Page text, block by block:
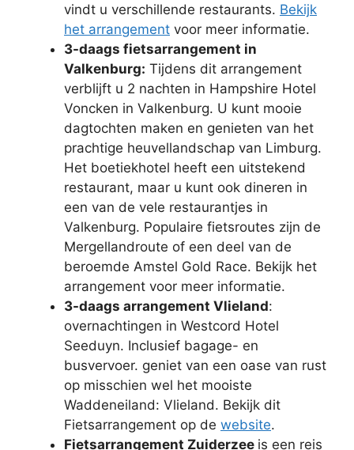
vindt u verschillende restaurants. Bekijk
het arrangement voor meer informatie.
3-daags fietsarrangement in
Valkenburg: Tijdens dit arrangement
verblijft u 2 nachten in Hampshire Hotel
Voncken in Valkenburg. U kunt mooie
dagtochten maken en genieten van het
prachtige heuvellandschap van Limburg.
Het boetiekhotel heeft een uitstekend
restaurant, maar u kunt ook dineren in
een van de vele restaurantjes in
Valkenburg. Populaire fietsroutes zijn de
Mergellandroute of een deel van de
beroemde Amstel Gold Race. Bekijk het
arrangement voor meer informatie.
3-daags arrangement Vlieland:
overnachtingen in Westcord Hotel
Seeduyn. Inclusief bagage- en
busvervoer. geniet van een oase van rust
op misschien wel het mooiste
Waddeneiland: Vlieland. Bekijk dit
Fietsarrangement op de website.
Fietsarrangement Zuiderzee is een reis